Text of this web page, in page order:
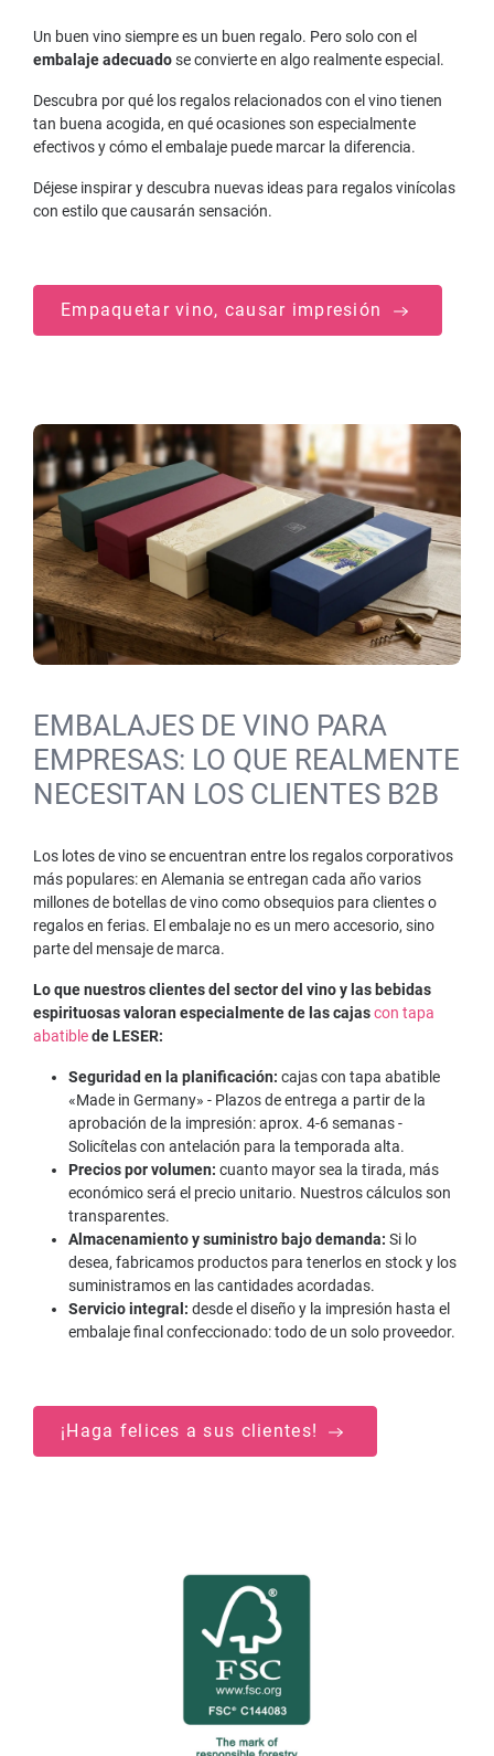
Un buen vino siempre es un buen regalo. Pero solo con el
embalaje adecuadose convierte en algo realmente especial.
Descubra por qué los regalos relacionados con el vino tienen
tan buena acogida, en qué ocasiones son especialmente
efectivos y cómo el embalaje puede marcar la diferencia.
Déjese inspirar y descubra nuevas ideas para regalos vinícolas
con estilo que causarán sensación.
Empaquetar vino, causar impresión
EMBALAJES DE VINO PARA
EMPRESAS: LO QUE REALMENTE
NECESITAN LOS CLIENTES B2B
Los lotes de vino se encuentran entre los regalos corporativos
más populares: en Alemania se entregan cada año varios
millones de botellas de vino como obsequios para clientes o
regalos en ferias. El embalaje no es un mero accesorio, sino
parte del mensaje de marca.
Lo que nuestros clientes del sector del vino y las bebidas
espirituosas valoran especialmente de las cajascon tapa
abatiblede LESER:
Seguridad en la planificación: cajas con tapa abatible
«Made in Germany» - Plazos de entrega a partir de la
aprobación de la impresión: aprox. 4-6 semanas -
Solicítelas con antelación para la temporada alta.
Precios por volumen: cuanto mayor sea la tirada, más
económico será el precio unitario. Nuestros cálculos son
transparentes.
Almacenamiento y suministro bajo demanda: Si lo
desea, fabricamos productos para tenerlos en stock y los
suministramos en las cantidades acordadas.
Servicio integral: desde el diseño y la impresión hasta el
embalaje final confeccionado: todo de un solo proveedor.
¡Haga felices a sus clientes!